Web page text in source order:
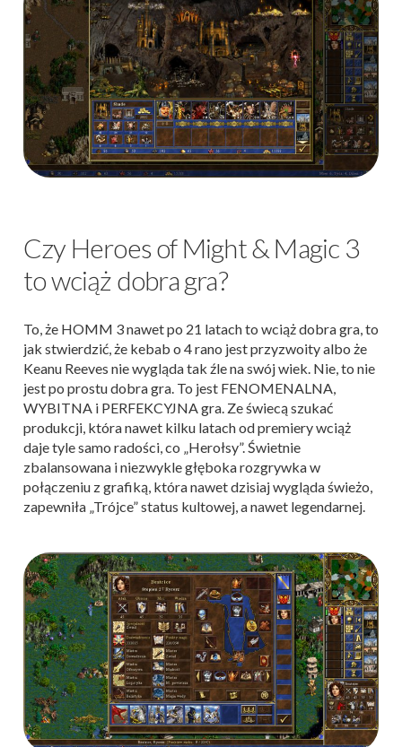
Czy Heroes of Might & Magic 3
to wciąż dobra gra?
To, że HOMM 3 nawet po 21 latach to wciąż dobra gra, to
jak stwierdzić, że kebab o 4 rano jest przyzwoity albo że
Keanu Reeves nie wygląda tak źle na swój wiek. Nie, to nie
jest po prostu dobra gra. To jest FENOMENALNA,
WYBITNA i PERFEKCYJNA gra. Ze świecą szukać
produkcji, która nawet kilku latach od premiery wciąż
daje tyle samo radości, co „Herołsy”. Świetnie
zbalansowana i niezwykle głęboka rozgrywka w
połączeniu z grafiką, która nawet dzisiaj wygląda świeżo,
zapewniła „Trójce” status kultowej, a nawet legendarnej.